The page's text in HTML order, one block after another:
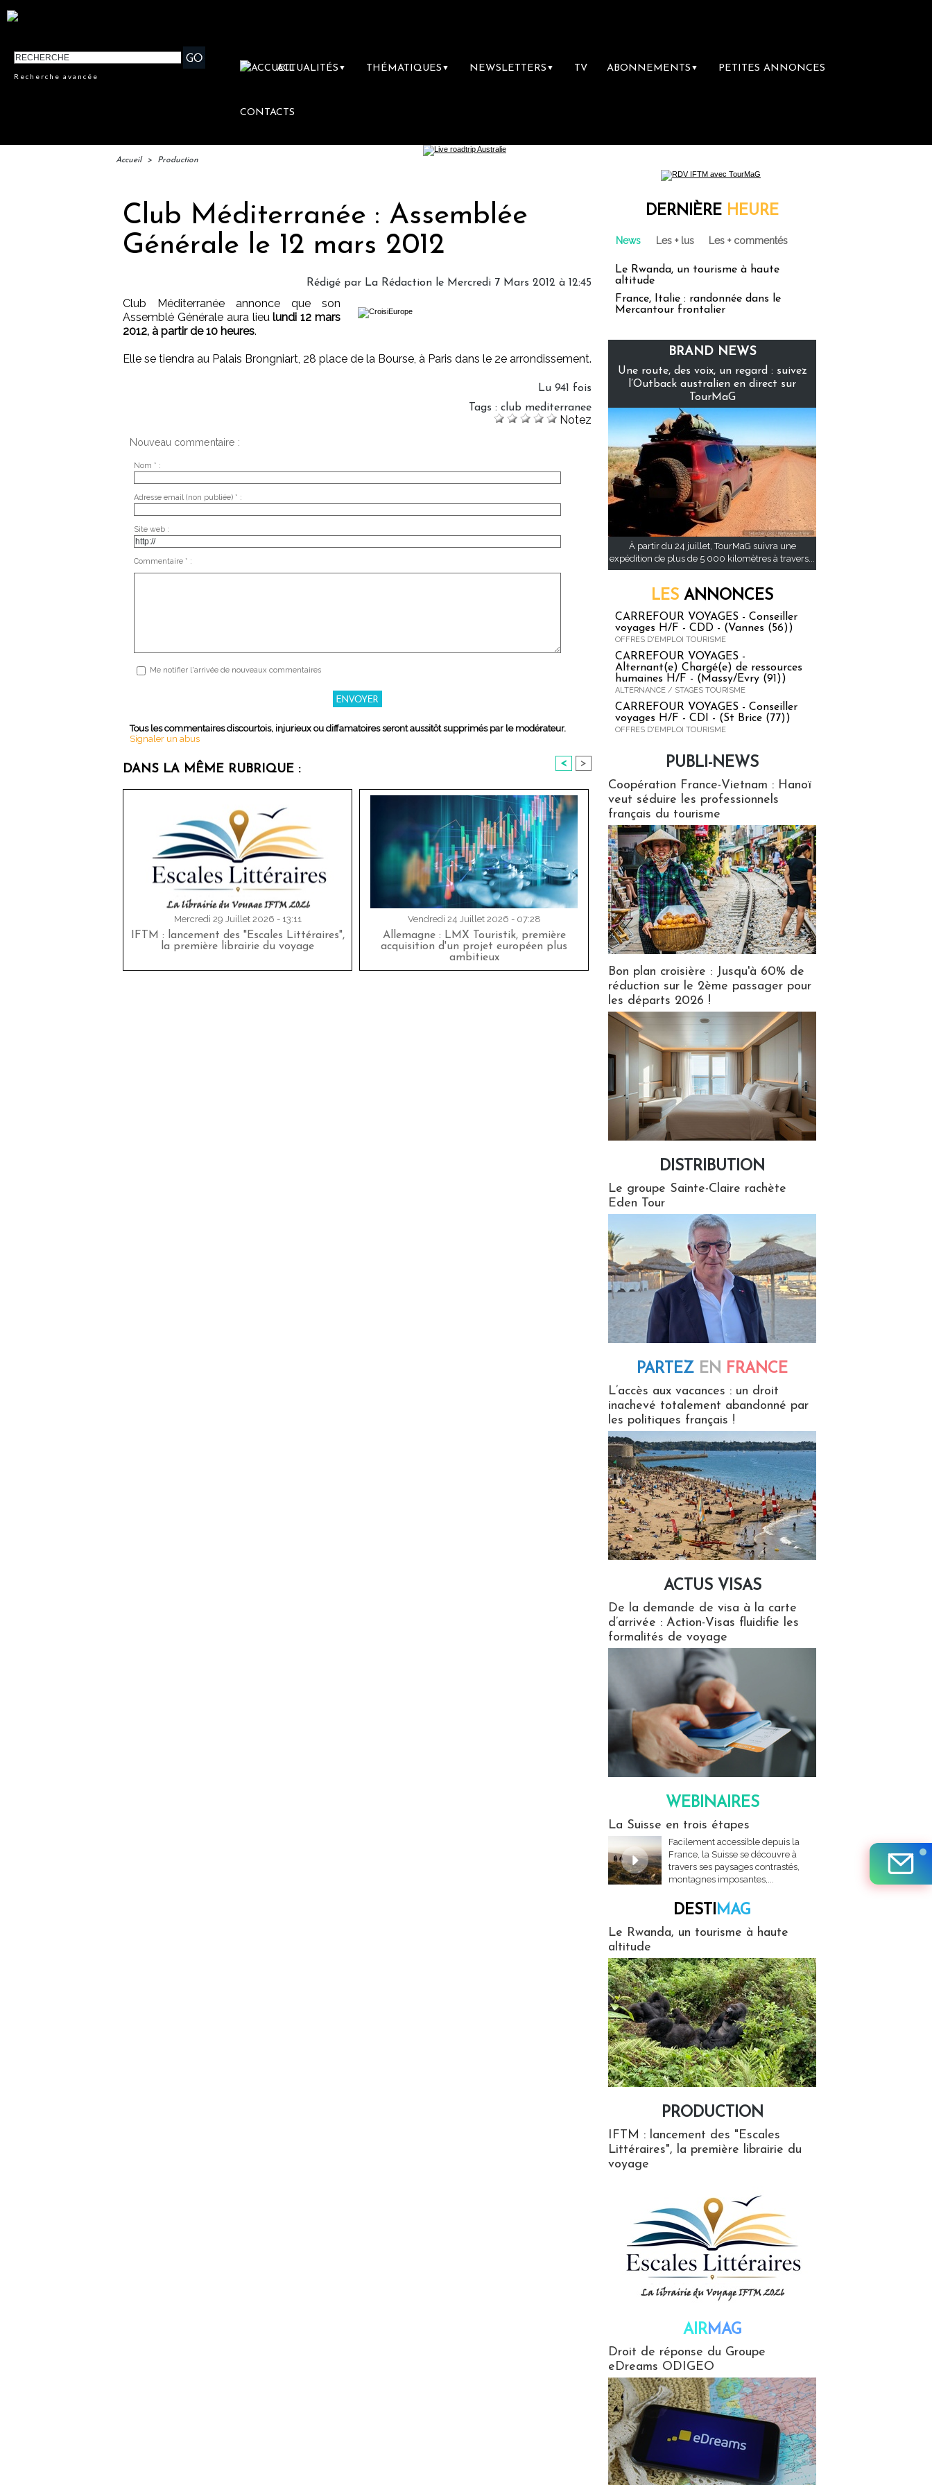
Recherche avancée
ACTUALITÉS ▼ THÉMATIQUES ▼ NEWSLETTERS ▼ TV ABONNEMENTS ▼ PETITES ANNONCES
CONTACTS
Accueil > Production
Club Méditerranée : Assemblée
Générale le 12 mars 2012
Rédigé par La Rédaction le Mercredi 7 Mars 2012 à 12:45
Club Méditerranée annonce que son
Assemblé Générale aura lieulundi 12 mars
2012, à partir de 10 heures.
Elle se tiendra au Palais Brongniart, 28 place de la Bourse, à Paris dans le 2e arrondissement.
Lu 941 fois
Tags : club mediterranee
Notez
Nouveau commentaire :
Nom * :
Adresse email (non publiée) * :
Site web :
Commentaire * :
Me notifier l'arrivée de nouveaux commentaires
Tous les commentaires discourtois, injurieux ou diffamatoires seront aussitôt supprimés par le modérateur.
Signaler un abus
DANS LA MÊME RUBRIQUE : < >
Mercredi 29 Juillet 2026 - 13:11
IFTM : lancement des "Escales Littéraires",
la première librairie du voyage
Vendredi 24 Juillet 2026 - 07:28
Allemagne : LMX Touristik, première
acquisition d'un projet européen plus
ambitieux
DERNIÈRE HEURE
News Les + lus Les + commentés
Le Rwanda, un tourisme à haute
altitude
France, Italie : randonnée dans le
Mercantour frontalier
BRAND NEWS
Une route, des voix, un regard : suivez
l’Outback australien en direct sur
TourMaG
À partir du 24 juillet, TourMaG suivra une
expédition de plus de 5 000 kilomètres à travers...
LES ANNONCES
CARREFOUR VOYAGES - Conseiller
voyages H/F - CDD - (Vannes (56))
OFFRES D'EMPLOI TOURISME
CARREFOUR VOYAGES -
Alternant(e) Chargé(e) de ressources
humaines H/F - (Massy/Evry (91))
ALTERNANCE / STAGES TOURISME
CARREFOUR VOYAGES - Conseiller
voyages H/F - CDI - (St Brice (77))
OFFRES D'EMPLOI TOURISME
PUBLI-NEWS
Coopération France-Vietnam : Hanoï
veut séduire les professionnels
français du tourisme
Bon plan croisière : Jusqu'à 60% de
réduction sur le 2ème passager pour
les départs 2026 !
DISTRIBUTION
Le groupe Sainte-Claire rachète
Eden Tour
PARTEZ EN FRANCE
L’accès aux vacances : un droit
inachevé totalement abandonné par
les politiques français !
ACTUS VISAS
De la demande de visa à la carte
d’arrivée : Action-Visas fluidifie les
formalités de voyage
WEBINAIRES
La Suisse en trois étapes
Facilement accessible depuis la
France, la Suisse se découvre à
travers ses paysages contrastés,
montagnes imposantes,...
DESTIMAG
Le Rwanda, un tourisme à haute
altitude
PRODUCTION
IFTM : lancement des "Escales
Littéraires", la première librairie du
voyage
AIRMAG
Droit de réponse du Groupe
eDreams ODIGEO